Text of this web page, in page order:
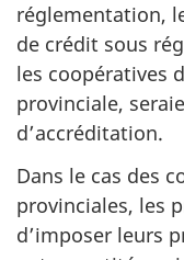
réglementation,
de crédit sous
les coopératives
provinciale,
d’accréditation.
Dans le cas des
provinciales, les
d’imposer leurs